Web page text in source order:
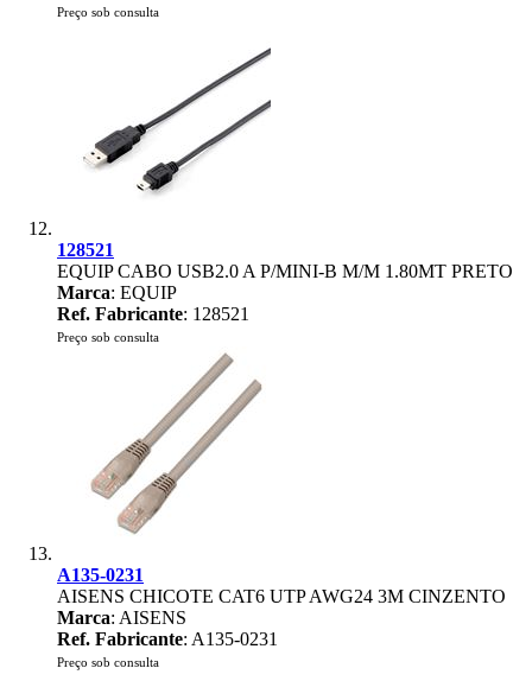
Preço sob consulta
128521
EQUIP CABO USB2.0 A P/MINI-B M/M 1.80MT PRETO
Marca: EQUIP
Ref. Fabricante: 128521
Preço sob consulta
A135-0231
AISENS CHICOTE CAT6 UTP AWG24 3M CINZENTO
Marca: AISENS
Ref. Fabricante: A135-0231
Preço sob consulta